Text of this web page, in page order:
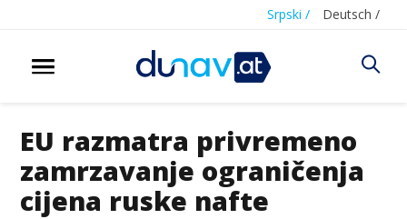
Srpski / Deutsch /
EU razmatra privremeno
zamrzavanje ograničenja
ciјena ruske nafte